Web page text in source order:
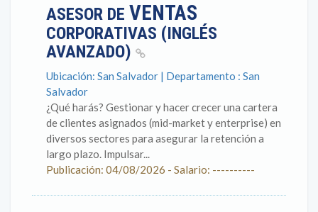
ASESOR DE VENTAS
CORPORATIVAS (INGLÉS
AVANZADO)
Ubicación: San Salvador | Departamento : San
Salvador
¿Qué harás? Gestionar y hacer crecer una cartera
de clientes asignados (mid-market y enterprise) en
diversos sectores para asegurar la retención a
largo plazo. Impulsar...
Publicación: 04/08/2026 - Salario: ----------